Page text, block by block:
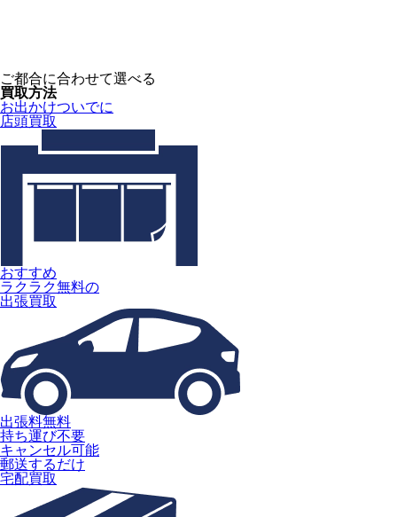
ご都合に合わせて選べる
買取方法
お出かけついでに
店頭買取
おすすめ
ラクラク無料の
出張買取
出張料無料
持ち運び不要
キャンセル可能
郵送するだけ
宅配買取